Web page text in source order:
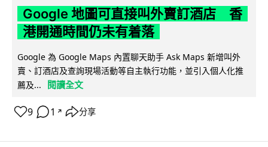
Google 地圖可直接叫外賣訂酒店 香
港開通時間仍未有着落
Google 為 Google Maps 內置聊天助手 Ask Maps 新增叫外
賣、訂酒店及查詢現場活動等自主執行功能，並引入個人化推
薦及...
閱讀全文
9 1 ↗ 分享